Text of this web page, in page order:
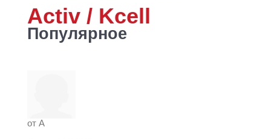
Activ / Kcell
Популярное
от А